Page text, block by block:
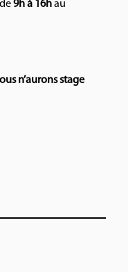
9h à 16hau
n’aurons stage